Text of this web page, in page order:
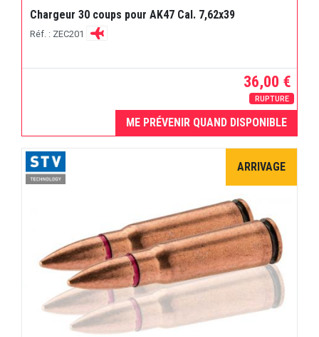
Chargeur 30 coups pour AK47 Cal. 7,62x39
Réf. : ZEC201
36,00 €
RUPTURE
ME PRÉVENIR QUAND DISPONIBLE
ARRIVAGE